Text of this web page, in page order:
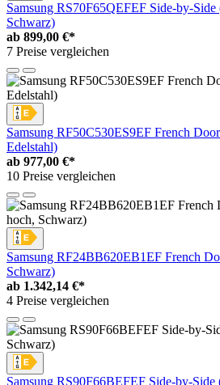
Samsung RS70F65QEFEF Side-by-
Schwarz)
ab 899,00 €*
7 Preise vergleichen
Samsung RF50C530ES9EF French
Edelstahl)
ab 977,00 €*
10 Preise vergleichen
Samsung RF24BB620EB1EF French
Schwarz)
ab 1.342,14 €*
4 Preise vergleichen
Samsung RS90F66BEFEF Side-by-